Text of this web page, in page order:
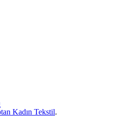
Kadın Tekstil.